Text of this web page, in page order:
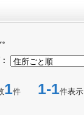
1件 1-1件表示